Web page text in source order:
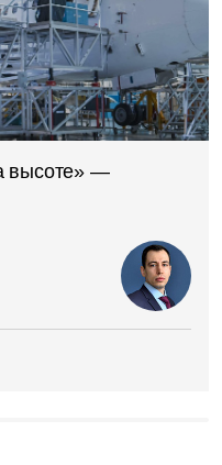
высоте» —